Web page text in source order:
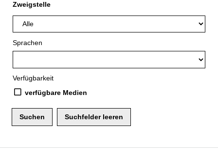
Zweigstelle
Sprachen
Verfügbarkeit
verfügbare Medien